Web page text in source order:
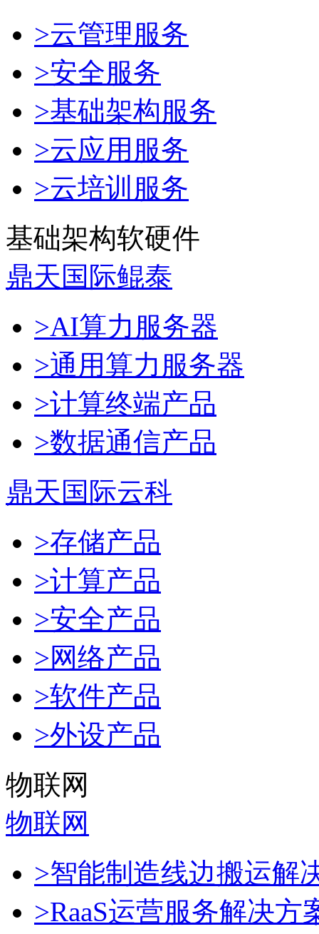
>云管理服务
>安全服务
>基础架构服务
>云应用服务
>云培训服务
基础架构软硬件
鼎天国际鲲泰
>AI算力服务器
>通用算力服务器
>计算终端产品
>数据通信产品
鼎天国际云科
>存储产品
>计算产品
>安全产品
>网络产品
>软件产品
>外设产品
物联网
物联网
>智能制造线边搬运解
>RaaS运营服务解决方